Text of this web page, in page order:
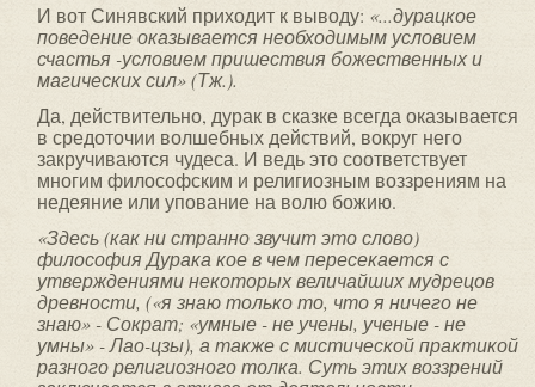
И вот Синявский приходит к выводу: «...дурацкое
поведение оказывается необходимым условием
счастья -условием пришествия божественных и
магических сил» (Тж.).
Да, действительно, дурак в сказке всегда оказывается
в средоточии волшебных действий, вокруг него
закручиваются чудеса. И ведь это соответствует
многим философским и религиозным воззрениям на
недеяние или упование на волю божию.
«Здесь (как ни странно звучит это слово)
философияДурака кое в чем пересекается с
утверждениями некоторых величайших мудрецов
древности, («я знаю только то, что я ничего не
знаю» - Сократ; «умные - не учены, ученые - не
умны» - Лао-цзы), а также с мистической практикой
разного религиозного толка. Суть этих воззрений